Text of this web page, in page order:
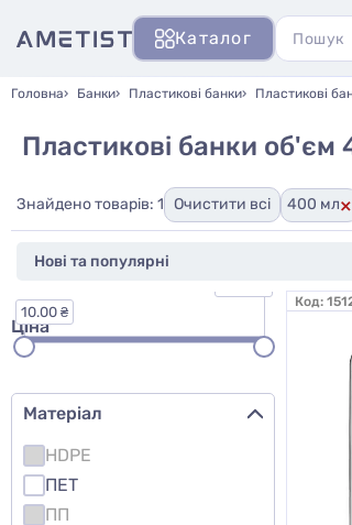
Каталог
Головна Банки Пластикові банки Пластикові
Пластикові банки об'єм
Знайдено товарів: 1 Очистити всі 400 мл×
Ціна
10.00 ₴
Матеріал
HDPE
ПЕТ
ПП
Код: